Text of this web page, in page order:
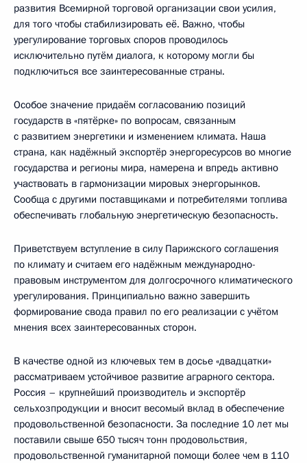
развития Всемирной торговой организации свои усилия,
для того чтобы стабилизировать её. Важно, чтобы
урегулирование торговых споров проводилось
исключительно путём диалога, к которому могли бы
подключиться все заинтересованные страны.
Особое значение придаём согласованию позиций
государств в «пятёрке» по вопросам, связанным
с развитием энергетики и изменением климата. Наша
страна, как надёжный экспортёр энергоресурсов во многие
государства и регионы мира, намерена и впредь активно
участвовать в гармонизации мировых энергорынков.
Сообща с другими поставщиками и потребителями топлива
обеспечивать глобальную энергетическую безопасность.
Приветствуем вступление в силу Парижского соглашения
по климату и считаем его надёжным международно-
правовым инструментом для долгосрочного климатического
урегулирования. Принципиально важно завершить
формирование свода правил по его реализации с учётом
мнения всех заинтересованных сторон.
В качестве одной из ключевых тем в досье «двадцатки»
рассматриваем устойчивое развитие аграрного сектора.
Россия – крупнейший производитель и экспортёр
сельхозпродукции и вносит весомый вклад в обеспечение
продовольственной безопасности. За последние 10 лет мы
поставили свыше 650 тысяч тонн продовольствия,
продовольственной гуманитарной помощи более чем в 110